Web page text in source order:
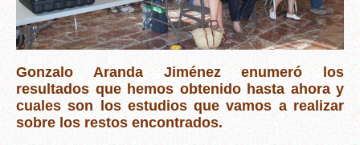
Gonzalo Aranda Jiménez enumeró los
resultados que hemos obtenido hasta ahora y
cuales son los estudios que vamos a realizar
sobre los restos encontrados.